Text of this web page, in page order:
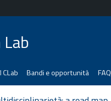
Bandi e opportunità FAQ